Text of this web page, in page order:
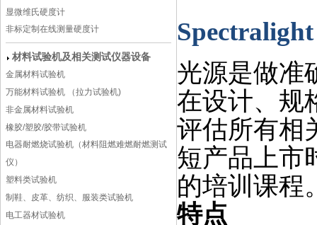
显微维氏硬度计
非标定制在线测量硬度计
材料试验机及相关测试仪器设备
金属材料试验机
万能材料试验机 （拉力试验机)
非金属材料试验机
橡胶/塑胶/胶带试验机
电器耐燃烧试验机（材料阻燃难燃耐燃测试
仪）
塑料类试验机
制鞋、皮革、纺织、服装类试验机
电工器材试验机
光源是做准
在设计、规
评估所有相
短产品上市
的培训课程
特点